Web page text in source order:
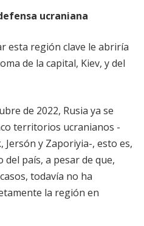
ucraniana
esta región clave le abriría
de la capital, Kiev, y del
de 2022, Rusia ya se
territorios ucranianos -
Jersón y Zaporiyia-, esto es,
país, a pesar de que,
todavía no ha
la región en